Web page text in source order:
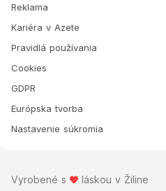
Reklama
Kariéra v Azete
Pravidlá používania
Cookies
GDPR
Európska tvorba
Nastavenie súkromia
Vyrobené s láskou v Žiline